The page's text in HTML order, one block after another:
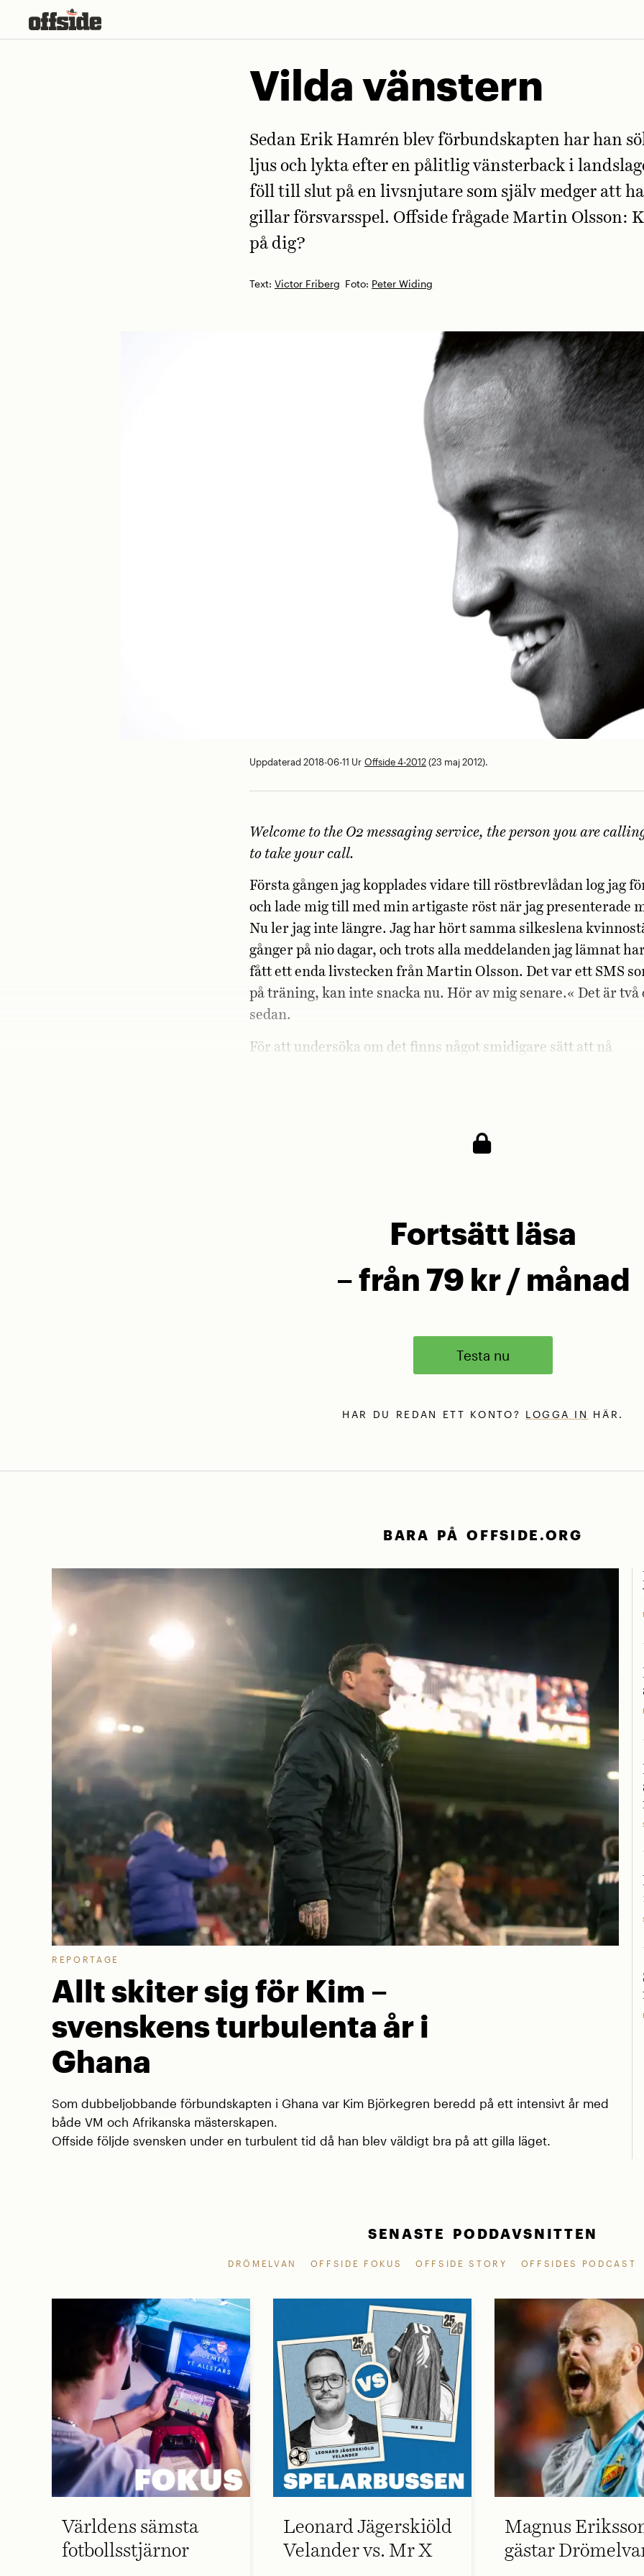
Vilda vänstern
Text: Victor Friberg Foto: Peter Widing
Sedan Erik Hamrén blev förbundskapten har han
ljus och lykta efter en pålitlig vänster­back i
föll till slut på en livsnjutare som själv medger att
gillar försvarsspel. Offside frågade Martin Olsson:
på dig?
Uppdaterad 2018-06-11 Ur Offside 4-2012(23 maj 2012).
Welcome to the O2 messaging service, the person you are
to take your call.
Första gången jag kopplades vidare till röstbrevlådan log jag
och lade mig till med min artigaste röst när jag presenterade
Nu ler jag inte längre. Jag har hört samma silkeslena
gånger på nio dagar, och trots alla meddelanden jag lämnat
fått ett enda livstecken från Martin Olsson. Det var ett SMS
på träning, kan inte snacka nu. Hör av mig senare.« Det är två
sedan.
För att undersöka om det finns något smidigare sätt att nå
Fortsätt läsa
– från 79 kr / månad
Testa nu
HAR DU REDAN ETT KONTO? LOGGA IN HÄR.
BARA PÅ OFFSIDE.ORG
REPORTAGE
Allt skiter sig för Kim –
svenskens turbulenta år i
Ghana
Som dubbeljobbande förbundskapten i Ghana var Kim Björkegren beredd på ett intensivt år med
både VM och Afrikanska mästerskapen.
Offside följde svensken under en turbulent tid då han blev väldigt bra på att gilla läget.
SENASTE PODDAVSNITTEN
DRÖMELVAN OFFSIDE FOKUS OFFSIDE STORY OFFSIDES PODCAST
Världens sämsta
fotbollsstjärnor
Leonard Jägerskiöld
Velander vs. Mr X
Magnus
gästar